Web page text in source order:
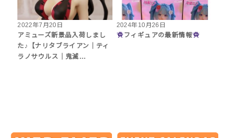
2022年7月20日
アミューズ新景品入荷しまし
た♪【ナリタブライアン｜ティ
ラノサウルス｜鬼滅…
2024年10月26日
フィギュアの最新情報